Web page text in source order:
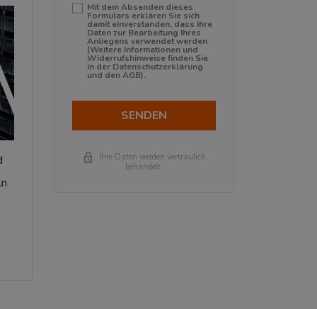
Mit dem Absenden dieses
Formulars erklären Sie sich
damit einverstanden, dass Ihre
Daten zur Bearbeitung Ihres
Anliegens verwendet werden
(Weitere Informationen und
Widerrufshinweise finden Sie
in der Datenschutzerklärung
und denAGB).
SENDEN
Ihre Daten werden vertraulich
behandelt.